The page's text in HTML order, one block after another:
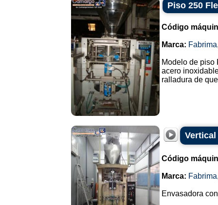
Piso 250
Código
Marca: Fabrima
Modelo de piso
acero
ralladura de
Vertical
Código
Marca: Fabrima
Envasadora